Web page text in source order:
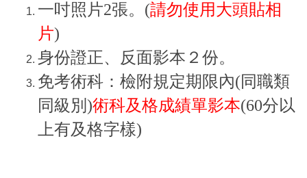
一吋照片2張。(請勿使用大頭貼相
片)
身份證正、反面影本２份。
免考術科：檢附規定期限內(同職類
同級別)術科及格成績單影本(60分以
上有及格字樣)